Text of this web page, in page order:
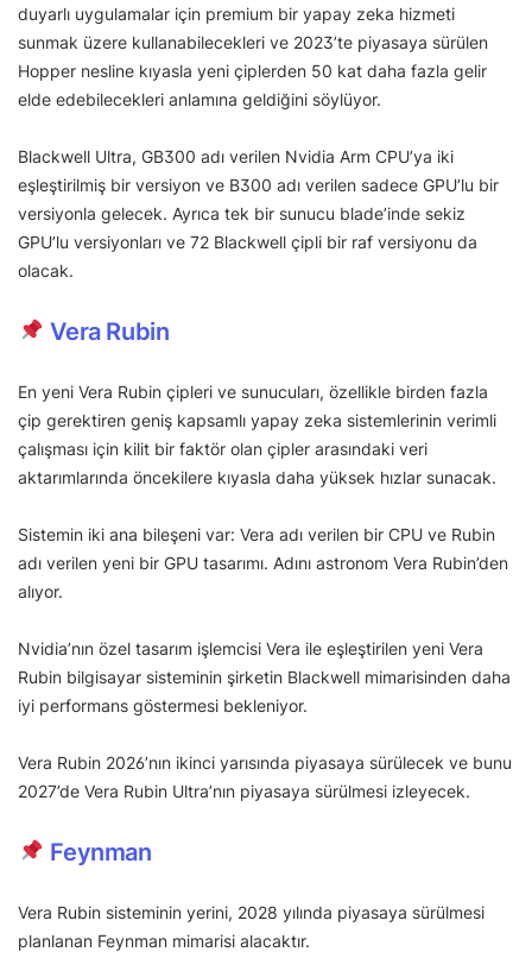
duyarlı uygulamalar için premium bir yapay zeka hizmeti
sunmak üzere kullanabilecekleri ve 2023’te piyasaya sürülen
Hopper nesline kıyasla yeni çiplerden 50 kat daha fazla gelir
elde edebilecekleri anlamına geldiğini söylüyor.
Blackwell Ultra, GB300 adı verilen Nvidia Arm CPU’ya iki
eşleştirilmiş bir versiyon ve B300 adı verilen sadece GPU’lu bir
versiyonla gelecek. Ayrıca tek bir sunucu blade’inde sekiz
GPU’lu versiyonları ve 72 Blackwell çipli bir raf versiyonu da
olacak.
Vera Rubin
En yeni Vera Rubin çipleri ve sunucuları, özellikle birden fazla
çip gerektiren geniş kapsamlı yapay zeka sistemlerinin verimli
çalışması için kilit bir faktör olan çipler arasındaki veri
aktarımlarında öncekilere kıyasla daha yüksek hızlar sunacak.
Sistemin iki ana bileşeni var: Vera adı verilen bir CPU ve Rubin
adı verilen yeni bir GPU tasarımı. Adını astronom Vera Rubin’den
alıyor.
Nvidia’nın özel tasarım işlemcisi Vera ile eşleştirilen yeni Vera
Rubin bilgisayar sisteminin şirketin Blackwell mimarisinden daha
iyi performans göstermesi bekleniyor.
Vera Rubin 2026’nın ikinci yarısında piyasaya sürülecek ve bunu
2027’de Vera Rubin Ultra’nın piyasaya sürülmesi izleyecek.
Feynman
Vera Rubin sisteminin yerini, 2028 yılında piyasaya sürülmesi
planlanan Feynman mimarisi alacaktır.